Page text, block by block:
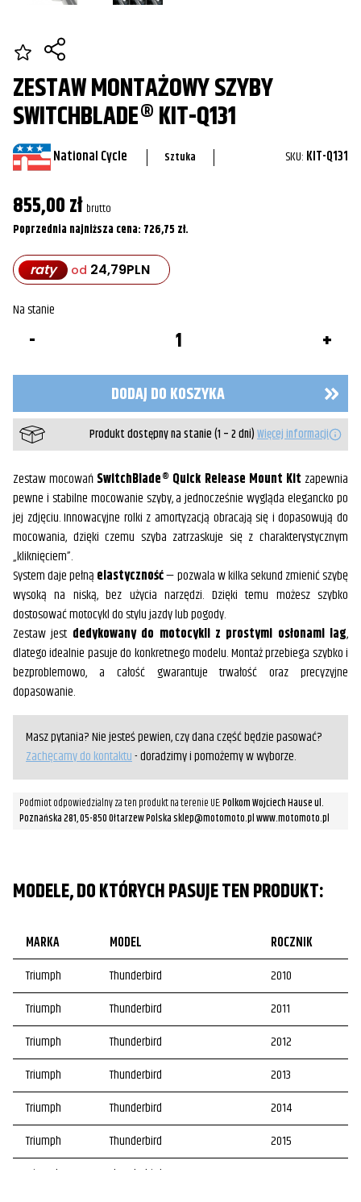
ZESTAW MONTAŻOWY SZYBY
SWITCHBLADE® KIT-Q131
National Cycle Sztuka SKU: KIT-Q131
855,00zł brutto
Poprzednia najniższa cena: 726,75 zł.
raty od 24,79PLN
Na stanie
SwitchBlade®
Q131
DODAJ DO KOSZYKA
Produkt dostępny na stanie (1 – 2 dni)Więcej informacji
Zestaw mocowań SwitchBlade® Quick Release Mount Kit zapewnia
pewne i stabilne mocowanie szyby, a jednocześnie wygląda elegancko po
jej zdjęciu. Innowacyjne rolki z amortyzacją obracają się i dopasowują do
mocowania, dzięki czemu szyba zatrzaskuje się z charakterystycznym
„kliknięciem”.
System daje pełną elastyczność— pozwala w kilka sekund zmienić szybę
wysoką na niską, bez użycia narzędzi. Dzięki temu możesz szybko
dostosować motocykl do stylu jazdy lub pogody.
Zestaw jest dedykowany do motocykli z prostymi osłonami lag,
dlatego idealnie pasuje do konkretnego modelu. Montaż przebiega szybko i
bezproblemowo, a całość gwarantuje trwałość oraz precyzyjne
dopasowanie.
Masz pytania? Nie jesteś pewien, czy dana część będzie pasować?
Zachęcamy do kontaktu- doradzimy i pomożemy w wyborze.
Podmiot odpowiedzialny za ten produkt na terenie UE:Polkom Wojciech Hause ul.
Poznańska 281, 05-850 Ołtarzew Polska sklep@motomoto.pl www.motomoto.pl
MODELE, DO KTÓRYCH PASUJE TEN PRODUKT:
MARKA MODEL
ROCZNIK
Triumph
Thunderbird
2010
Triumph
Thunderbird
2011
Triumph
Thunderbird
2012
Triumph
Thunderbird
2013
Triumph
Thunderbird
2014
Triumph
Thunderbird
2015
Triumph
Thunderbird